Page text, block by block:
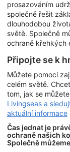
prosazováním
společně řešit
dlouhodobou
světě. Společně
ochraně křehkých
Připojte se k
Můžete pomoci
celém světě.
tom, jak se
Livingseas a
aktuální informace
Čas jednat je
ochraně našich
Společně